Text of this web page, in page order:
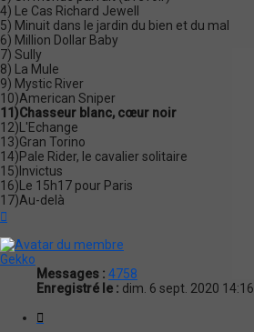
4) Le Cas Richard Jewell
5) Minuit dans le jardin du bien et du mal
6) Million Dollar Baby
7) Sully
8) La Mule
9) Mystic River
10)American Sniper
11)Chasseur blanc, cœur noir
12)L'Echange
13)Gran Torino
14)Pale Rider, le cavalier solitaire
15)Invictus
16)Le 15h17 pour Paris
17)Au-delà
Gekko
Messages : 4758
Enregistré le : dim. 6 sept. 2020 14:16